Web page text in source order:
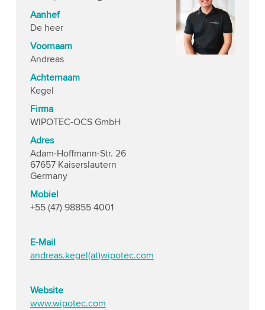
Aanhef
De heer
Voornaam
Andreas
Achternaam
Kegel
Firma
WIPOTEC-OCS GmbH
Adres
Adam-Hoffmann-Str. 26
67657 Kaiserslautern
Germany
Mobiel
+55 (47) 98855 4001
E-Mail
andreas.kegel(at)wipotec.com
Website
www.wipotec.com